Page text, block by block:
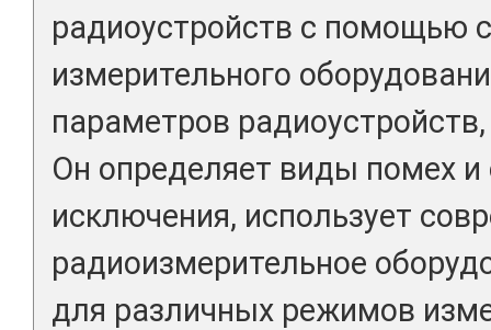
радиоустройств с помощью
измерительного
параметров
Он определяет виды помех и
исключения, использует
радиоизмерительное
для различных режимов